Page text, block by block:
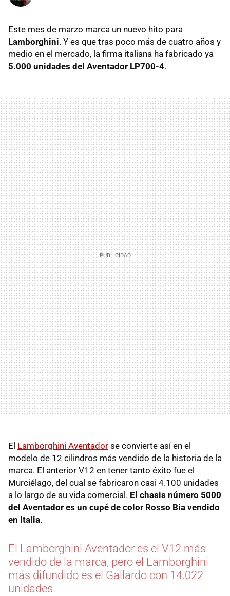
Este mes de marzo marca un nuevo hito para
Lamborghini. Y es que tras poco más de cuatro años y
medio en el mercado, la firma italiana ha fabricado ya
5.000 unidades del Aventador LP700-4.
El Lamborghini Aventador se convierte así en el
modelo de 12 cilindros más vendido de la historia de la
marca. El anterior V12 en tener tanto éxito fue el
Murciélago, del cual se fabricaron casi 4.100 unidades
a lo largo de su vida comercial. El chasis número 5000
del Aventador es un cupé de color Rosso Bia vendido
en Italia.
El Lamborghini Aventador es el V12 más
vendido de la marca, pero el Lamborghini
más difundido es el Gallardo con 14.022
unidades.